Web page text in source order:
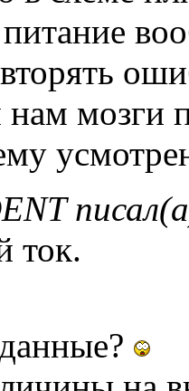
мозги
ток.